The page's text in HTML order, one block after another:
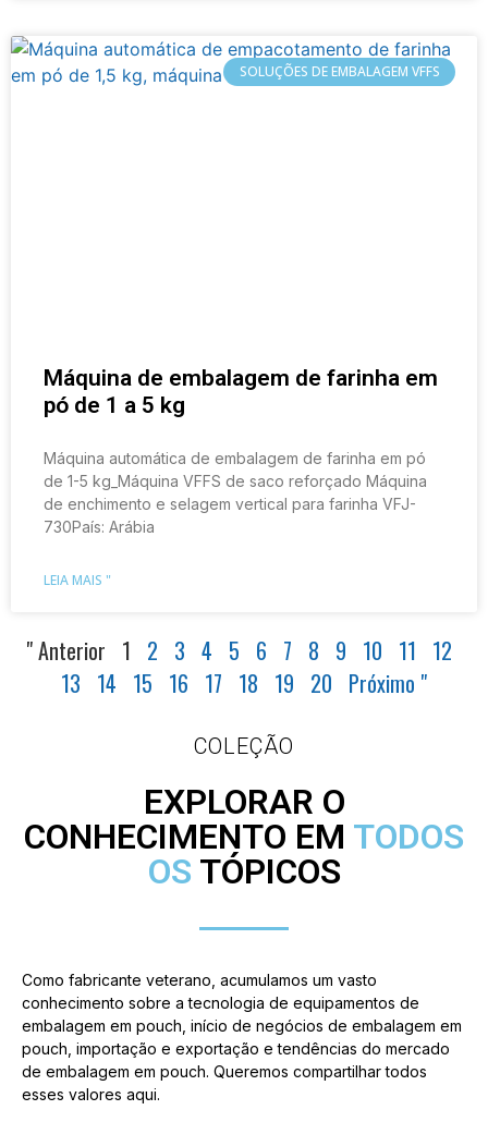
SOLUÇÕES DE EMBALAGEM VFFS
Máquina de embalagem de farinha em
pó de 1 a 5 kg
Máquina automática de embalagem de farinha em pó
de 1-5 kg_Máquina VFFS de saco reforçado Máquina
de enchimento e selagem vertical para farinha VFJ-
730País: Arábia
LEIA MAIS "
" Anterior 1 2 3 4 5 6 7 8 9 10 11 12
13 14 15 16 17 18 19 20 Próximo "
COLEÇÃO
EXPLORAR O
CONHECIMENTO EM TODOS
OS TÓPICOS
Como fabricante veterano, acumulamos um vasto
conhecimento sobre a tecnologia de equipamentos de
embalagem em pouch, início de negócios de embalagem em
pouch, importação e exportação e tendências do mercado
de embalagem em pouch. Queremos compartilhar todos
esses valores aqui.